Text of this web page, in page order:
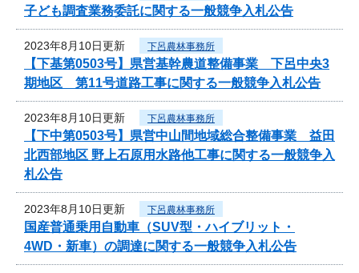
子ども調査業務委託に関する一般競争入札公告
2023年8月10日更新 下呂農林事務所
【下基第0503号】県営基幹農道整備事業 下呂中央3
期地区 第11号道路工事に関する一般競争入札公告
2023年8月10日更新 下呂農林事務所
【下中第0503号】県営中山間地域総合整備事業 益田
北西部地区 野上石原用水路他工事に関する一般競争入
札公告
2023年8月10日更新 下呂農林事務所
国産普通乗用自動車（SUV型・ハイブリット・
4WD・新車）の調達に関する一般競争入札公告